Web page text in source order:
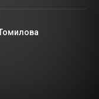
борчан Пановых-